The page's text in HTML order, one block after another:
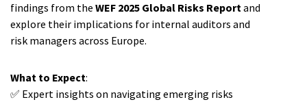
findings from the WEF 2025 Global Risks Reportand
explore their implications for internal auditors and
risk managers across Europe.
What to Expect:
✅ Expert insights on navigating emerging risks